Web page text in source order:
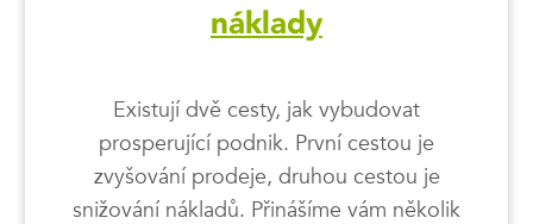
náklady
Existují dvě cesty, jak vybudovat
prosperující podnik. První cestou je
zvyšování prodeje, druhou cestou je
snižování nákladů. Přinášíme vám několik